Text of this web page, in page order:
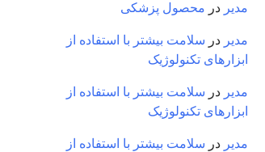
مدیر در محصول پزشکی
مدیر در سلامت بیشتر با استفاده از
ابزارهای تکنولوژیک
مدیر در سلامت بیشتر با استفاده از
ابزارهای تکنولوژیک
مدیر در سلامت بیشتر با استفاده از